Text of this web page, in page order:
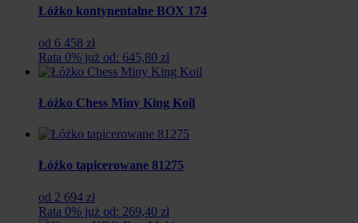
Łóżko kontynentalne BOX 174
od 6 458 zł
Rata 0% już od: 645,80 zł
Łóżko Chess Miny King Koil
Łóżko tapicerowane 81275
od 2 694 zł
Rata 0% już od: 269,40 zł